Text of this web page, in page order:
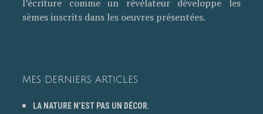
l’écriture comme un révélateur développe les
sèmes inscrits dans les oeuvres présentées.
MES DERNIERS ARTICLES
LA NATURE N’EST PAS UN DÉCOR.